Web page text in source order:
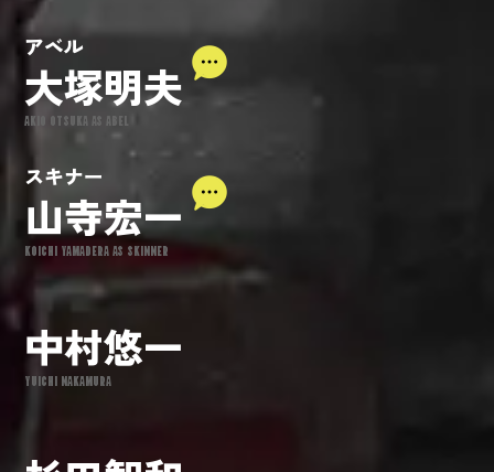
アベル
大塚明夫
AKIO OTSUKA AS ABEL
スキナー
山寺宏一
KOICHI YAMADERA AS SKINNER
中村悠一
YUICHI NAKAMURA